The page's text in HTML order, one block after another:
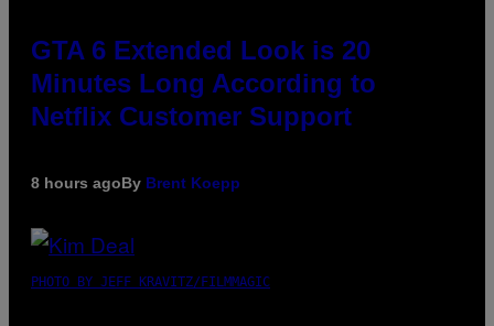
GTA 6 Extended Look is 20
Minutes Long According to
Netflix Customer Support
8 hours agoBy Brent Koepp
PHOTO BY JEFF KRAVITZ/FILMMAGIC